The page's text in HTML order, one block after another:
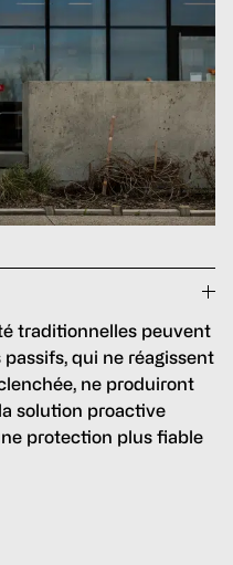
traditionnelles peuvent
qui ne réagissent
ne produiront
solution proactive
protection plus fiable